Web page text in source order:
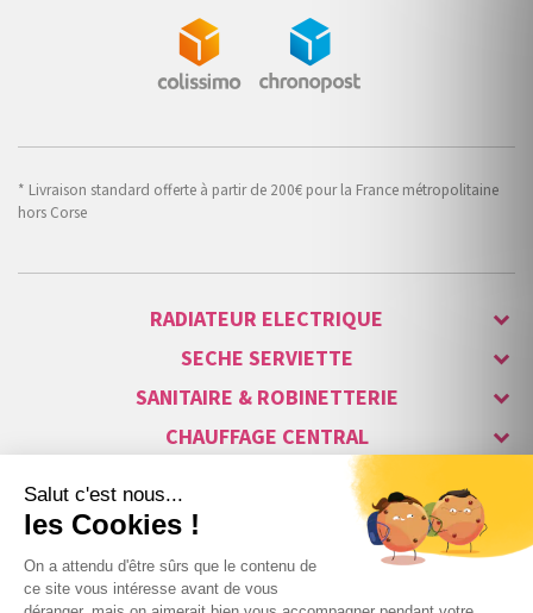
* Livraison standard offerte à partir de 200€ pour la France métropolitaine
hors Corse
RADIATEUR ELECTRIQUE
SECHE SERVIETTE
SANITAIRE & ROBINETTERIE
CHAUFFAGE CENTRAL
ALARME & SÉCURITÉ
MAISON CONNECTÉE
VISIOPHONE & INTERPHONE
LUMINAIRES & ECLAIRAGE